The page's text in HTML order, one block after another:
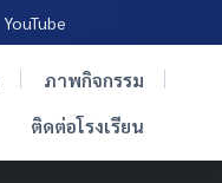
YouTube
ภาพกิจกรรม
ติดต่อโรงเรียน